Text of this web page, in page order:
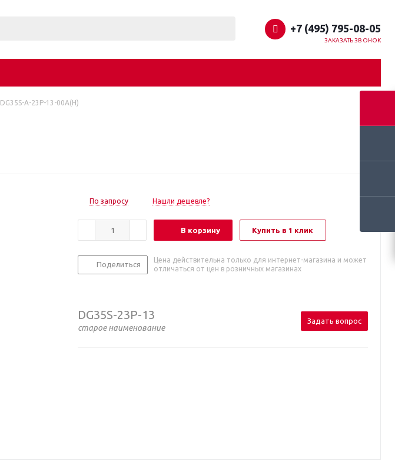
+7 (495) 795-08-05
ЗАКАЗАТЬ ЗВОНОК
DG35S-A-23P-13-00A(H)
По запросу Нашли дешевле?
В корзину Купить в 1 клик
Поделиться
Цена действительна только для интернет-магазина и может
отличаться от цен в розничных магазинах
DG35S-23P-13
старое наименование
Задать вопрос